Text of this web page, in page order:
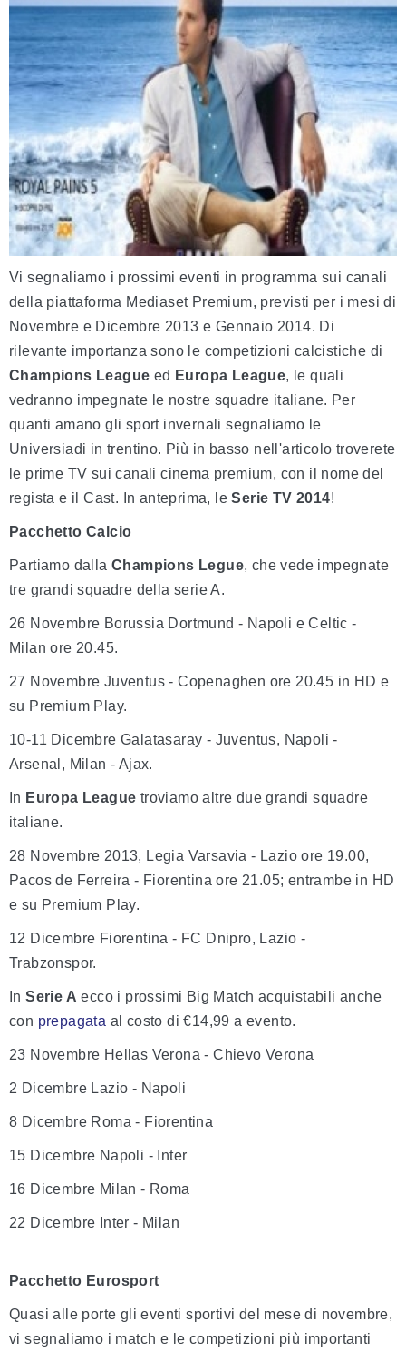
Vi segnaliamo i prossimi eventi in programma sui canali
della piattaforma Mediaset Premium, previsti per i mesi di
Novembre e Dicembre 2013 e Gennaio 2014. Di
rilevante importanza sono le competizioni calcistiche di
Champions League ed Europa League, le quali
vedranno impegnate le nostre squadre italiane. Per
quanti amano gli sport invernali segnaliamo le
Universiadi in trentino. Più in basso nell'articolo troverete
le prime TV sui canali cinema premium, con il nome del
regista e il Cast. In anteprima, leSerie TV 2014!
Pacchetto Calcio
Partiamo dalla Champions Legue, che vede impegnate
tre grandi squadre della serie A.
26 Novembre Borussia Dortmund - Napoli e Celtic -
Milan ore 20.45.
27 Novembre Juventus - Copenaghen ore 20.45 in HD e
su Premium Play.
10-11 Dicembre Galatasaray - Juventus, Napoli -
Arsenal, Milan - Ajax.
In Europa League troviamo altre due grandi squadre
italiane.
28 Novembre 2013, Legia Varsavia - Lazio ore 19.00,
Pacos de Ferreira - Fiorentina ore 21.05; entrambe in HD
e su Premium Play.
12 Dicembre Fiorentina - FC Dnipro, Lazio -
Trabzonspor.
InSerie A ecco i prossimi Big Match acquistabili anche
con prepagata al costo di €14,99 a evento.
23 Novembre Hellas Verona - Chievo Verona
2 Dicembre Lazio - Napoli
8 Dicembre Roma - Fiorentina
15 Dicembre Napoli - Inter
16 Dicembre Milan - Roma
22 Dicembre Inter - Milan
Pacchetto Eurosport
Quasi alle porte gli eventi sportivi del mese di novembre,
vi segnaliamo i match e le competizioni più importanti